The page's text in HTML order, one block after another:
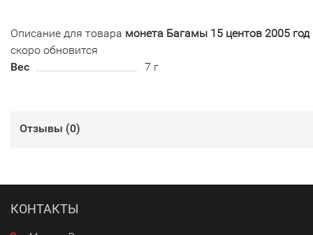
Описание для товара монета Багамы 15 центов 2005 год
скоро обновится
Вес
7 г
Отзывы (0)
КОНТАКТЫ